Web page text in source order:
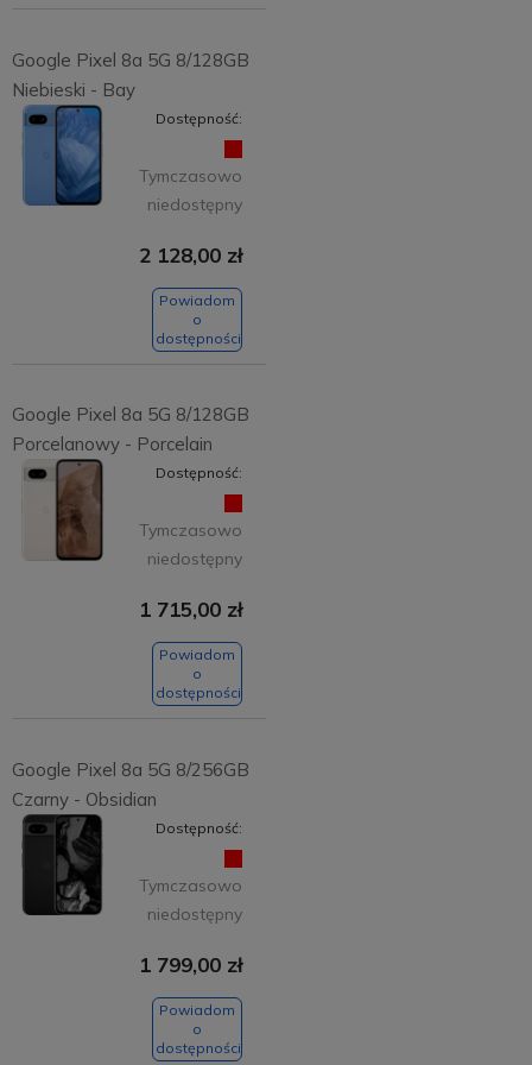
Google Pixel 8a 5G 8/128GB
Niebieski - Bay
Dostępność:
Tymczasowo
niedostępny
2 128,00 zł
Powiadom
o
dostępności
Google Pixel 8a 5G 8/128GB
Porcelanowy - Porcelain
Dostępność:
Tymczasowo
niedostępny
1 715,00 zł
Powiadom
o
dostępności
Google Pixel 8a 5G 8/256GB
Czarny - Obsidian
Dostępność:
Tymczasowo
niedostępny
1 799,00 zł
Powiadom
o
dostępności